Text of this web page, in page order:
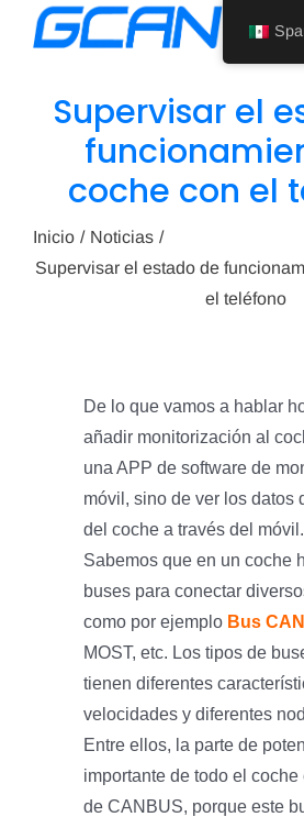
Inicio
Producto
Ayuda
Póngase en contacto con nosotros
Supervisar el
coche con el
Inicio
Noticias
Supervisar el estado de
el teléfono
De lo que vamos a hablar
añadir monitorización al
una APP de software de
móvil, sino de ver los datos
del coche a través del móvil.
Sabemos que en un coche
buses para conectar
como por ejemplo Bus CAN
MOST, etc. Los tipos de
tienen diferentes
velocidades y diferentes
Entre ellos, la parte de
importante de todo el
de CANBUS, porque este